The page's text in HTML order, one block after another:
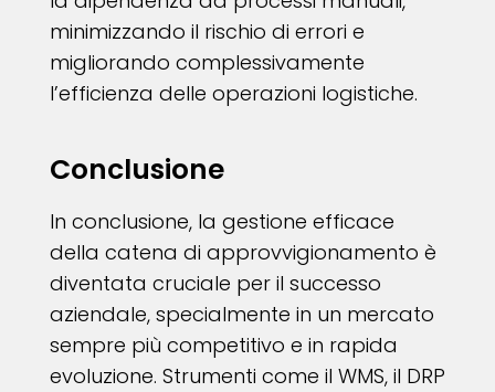
minimizzando il rischio di errori e
migliorando complessivamente
l’efficienza delle operazioni logistiche.
Conclusione
In conclusione, la gestione efficace
della catena di approvvigionamento è
diventata cruciale per il successo
aziendale, specialmente in un mercato
sempre più competitivo e in rapida
evoluzione. Strumenti come il WMS, il DRP